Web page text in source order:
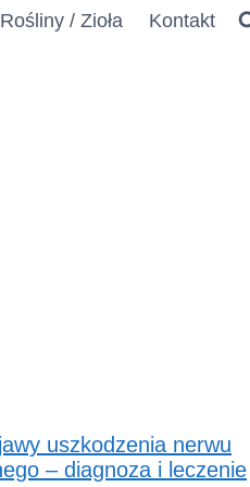
Rośliny / Zioła Kontakt